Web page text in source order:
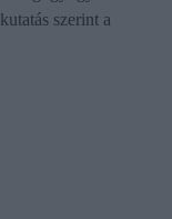
szerint a